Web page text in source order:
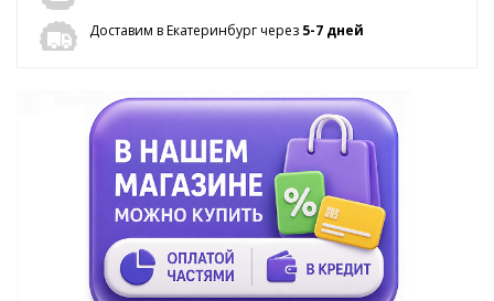
Доставим в Екатеринбург через 5-7 дней